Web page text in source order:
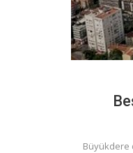
Büyükdere